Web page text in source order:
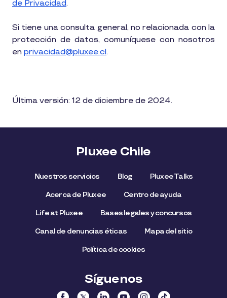
de Privacidad.
Si tiene una consulta general, no relacionada con la
protección de datos, comuníquese con nosotros
en privacidad@pluxee.cl.
Última versión: 12 de diciembre de 2024.
Pluxee Chile
Nuestros servicios Blog Pluxee Talks
Acerca de Pluxee Centro de ayuda
Life at Pluxee Bases legales y concursos
Canal de denuncias éticas Mapa del sitio
Política de cookies
Síguenos